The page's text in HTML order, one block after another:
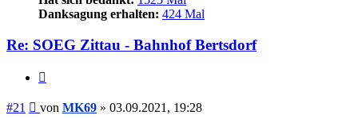
Danksagung erhalten: 424 Mal
Re: SOEG Zittau - Bahnhof Bertsdorf
#21 Beitrag
von MK69 » 03.09.2021, 19:28